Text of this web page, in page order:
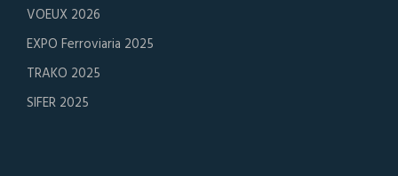
VOEUX 2026
EXPO Ferroviaria 2025
TRAKO 2025
SIFER 2025